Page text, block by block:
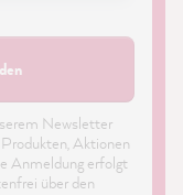
Newsletter
Aktionen
Anmeldung erfolgt
über den